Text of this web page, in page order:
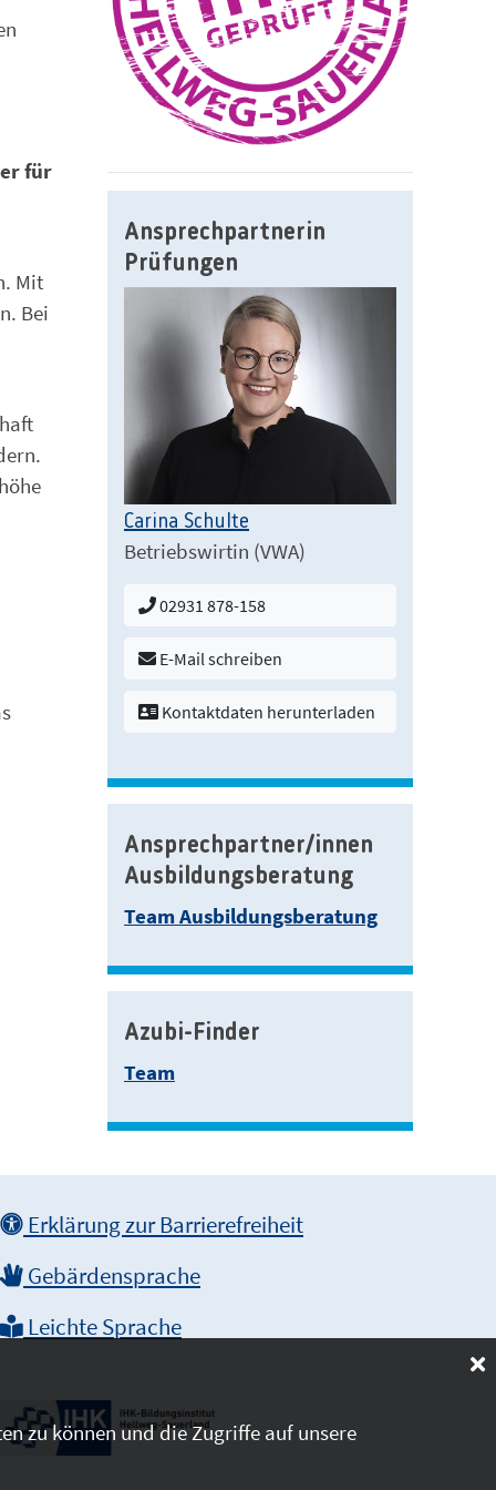
für
Mit
Bei
Ansprechpartnerin
Prüfungen
Carina Schulte
Betriebswirtin (VWA)
02931 878-158
E-Mail schreiben
Kontaktdaten herunterladen
Ansprechpartner/innen
Ausbildungsberatung
Team Ausbildungsberatung
Azubi-Finder
Team
Erklärung zur Barrierefreiheit
Gebärdensprache
Leichte Sprache
zu können und die Zugriffe auf unsere